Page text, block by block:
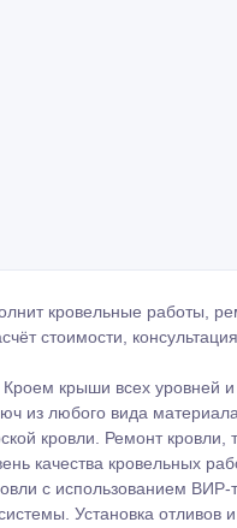
кровельные работы,
стоимости,
крыши всех уровней и
из любого вида
кровли. Ремонт кровли,
качества кровельных
с использованием ВИР-
Установка отливов